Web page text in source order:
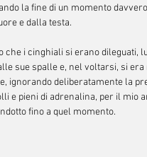
la fine di un momento
e dalla testa.
che i cinghiali si erano
sue spalle e, nel voltarsi, si era
ignorando deliberatamente la
e pieni di adrenalina, per il mio
fino a quel momento.